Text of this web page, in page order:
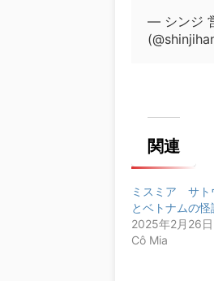
— シンジ
関連
ミスミア サト
とベトナムの怪
2025年2月26日
Cô Mia